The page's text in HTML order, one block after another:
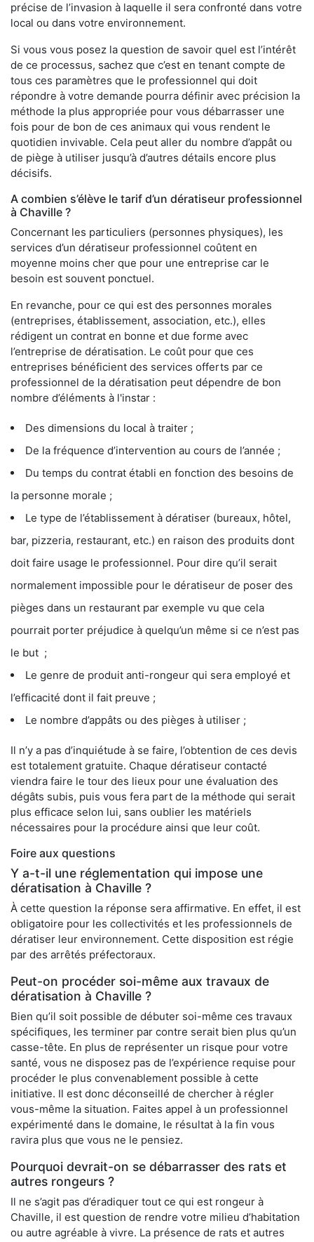
précise de l’invasion à laquelle il sera confronté dans votre
local ou dans votre environnement.
Si vous vous posez la question de savoir quel est l’intérêt
de ce processus, sachez que c’est en tenant compte de
tous ces paramètres que le professionnel qui doit
répondre à votre demande pourra définir avec précision la
méthode la plus appropriée pour vous débarrasser une
fois pour de bon de ces animaux qui vous rendent le
quotidien invivable. Cela peut aller du nombre d’appât ou
de piège à utiliser jusqu’à d’autres détails encore plus
décisifs.
A combien s’élève le tarif d’un dératiseur professionnel
à Chaville ?
Concernant les particuliers (personnes physiques), les
services d’un dératiseur professionnel coûtent en
moyenne moins cher que pour une entreprise car le
besoin est souvent ponctuel.
En revanche, pour ce qui est des personnes morales
(entreprises, établissement, association, etc.), elles
rédigent un contrat en bonne et due forme avec
l’entreprise de dératisation. Le coût pour que ces
entreprises bénéficient des services offerts par ce
professionnel de la dératisation peut dépendre de bon
nombre d’éléments à l'instar :
Des dimensions du local à traiter ;
De la fréquence d’intervention au cours de l’année ;
Du temps du contrat établi en fonction des besoins de
la personne morale ;
Le type de l’établissement à dératiser (bureaux, hôtel,
bar, pizzeria, restaurant, etc.) en raison des produits dont
doit faire usage le professionnel. Pour dire qu’il serait
normalement impossible pour le dératiseur de poser des
pièges dans un restaurant par exemple vu que cela
pourrait porter préjudice à quelqu’un même si ce n’est pas
le but ;
Le genre de produit anti-rongeur qui sera employé et
l’efficacité dont il fait preuve ;
Le nombre d’appâts ou des pièges à utiliser ;
Il n’y a pas d’inquiétude à se faire, l’obtention de ces devis
est totalement gratuite. Chaque dératiseur contacté
viendra faire le tour des lieux pour une évaluation des
dégâts subis, puis vous fera part de la méthode qui serait
plus efficace selon lui, sans oublier les matériels
nécessaires pour la procédure ainsi que leur coût.
Foire aux questions
Y a-t-il une réglementation qui impose une
dératisation à Chaville ?
À cette question la réponse sera affirmative. En effet, il est
obligatoire pour les collectivités et les professionnels de
dératiser leur environnement. Cette disposition est régie
par des arrêtés préfectoraux.
Peut-on procéder soi-même aux travaux de
dératisation à Chaville ?
Bien qu’il soit possible de débuter soi-même ces travaux
spécifiques, les terminer par contre serait bien plus qu’un
casse-tête. En plus de représenter un risque pour votre
santé, vous ne disposez pas de l’expérience requise pour
procéder le plus convenablement possible à cette
initiative. Il est donc déconseillé de chercher à régler
vous-même la situation. Faites appel à un professionnel
expérimenté dans le domaine, le résultat à la fin vous
ravira plus que vous ne le pensiez.
Pourquoi devrait-on se débarrasser des rats et
autres rongeurs ?
Il ne s’agit pas d’éradiquer tout ce qui est rongeur à
Chaville, il est question de rendre votre milieu d’habitation
ou autre agréable à vivre. La présence de rats et autres